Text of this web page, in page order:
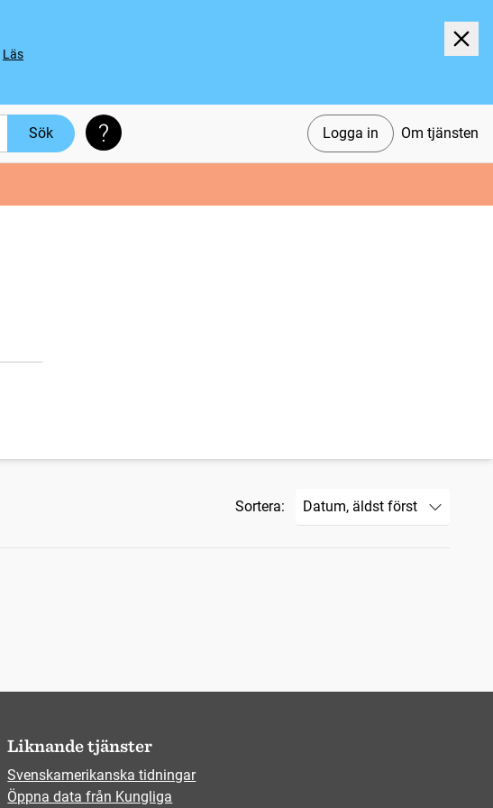
Läs
Logga in Om tjänsten
Sök Söktips
Sortera:
Liknande tjänster
Svenskamerikanska tidningar
Öppna data från Kungliga